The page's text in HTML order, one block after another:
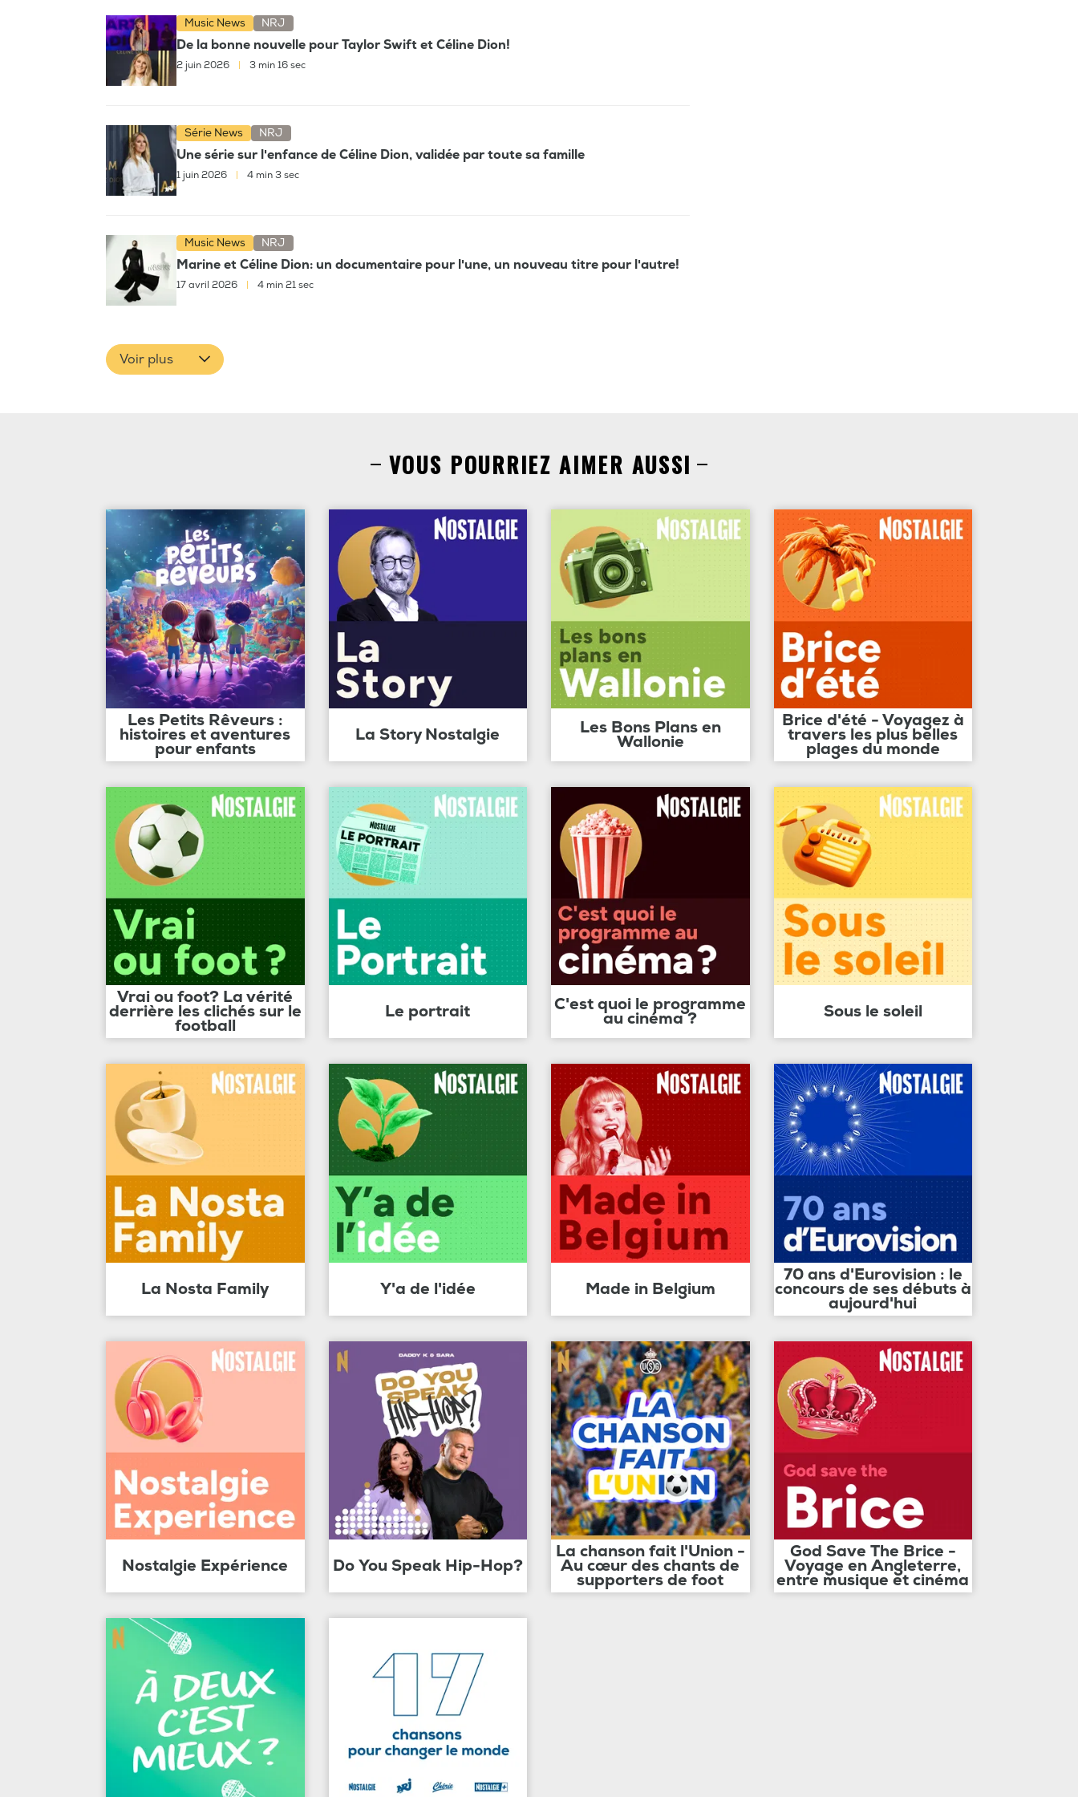
Music News NRJ
De la bonne nouvelle pour Taylor Swift et Céline Dion!
2 juin 2026 3 min 16 sec
Série News NRJ
Une série sur l'enfance de Céline Dion, validée par toute sa famille
1 juin 2026 4 min 3 sec
Music News NRJ
Marine et Céline Dion: un documentaire pour l'une, un nouveau titre pour l'autre!
17 avril 2026 4 min 21 sec
Voir plus
VOUS POURRIEZ AIMER AUSSI
Les Petits Rêveurs :
histoires et aventures
pour enfants
La Story Nostalgie Les Bons Plans en
Wallonie
Brice d'été - Voyagez à
travers les plus belles
plages du monde
Vrai ou foot? La vérité
derrière les clichés sur le
football
Le portrait C'est quoi le programme
au cinéma ? Sous le soleil
La Nosta Family Y'a de l'idée Made in Belgium
70 ans d'Eurovision : le
concours de ses débuts à
aujourd'hui
Nostalgie Expérience Do You Speak Hip-Hop?
La chanson fait l'Union -
Au cœur des chants de
supporters de foot
God Save The Brice -
Voyage en Angleterre,
entre musique et cinéma